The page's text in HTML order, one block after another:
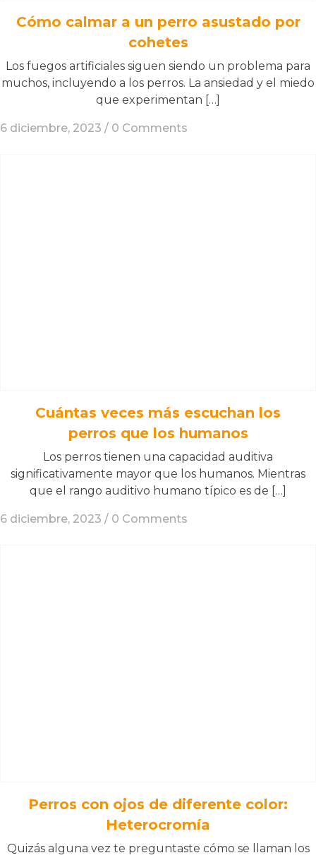
Cómo calmar a un perro asustado por
cohetes
Los fuegos artificiales siguen siendo un problema para
muchos, incluyendo a los perros. La ansiedad y el miedo
que experimentan […]
6 diciembre, 2023 / 0 Comments
Cuántas veces más escuchan los
perros que los humanos
Los perros tienen una capacidad auditiva
significativamente mayor que los humanos. Mientras
que el rango auditivo humano típico es de […]
6 diciembre, 2023 / 0 Comments
Perros con ojos de diferente color:
Heterocromía
Quizás alguna vez te preguntaste cómo se llaman los